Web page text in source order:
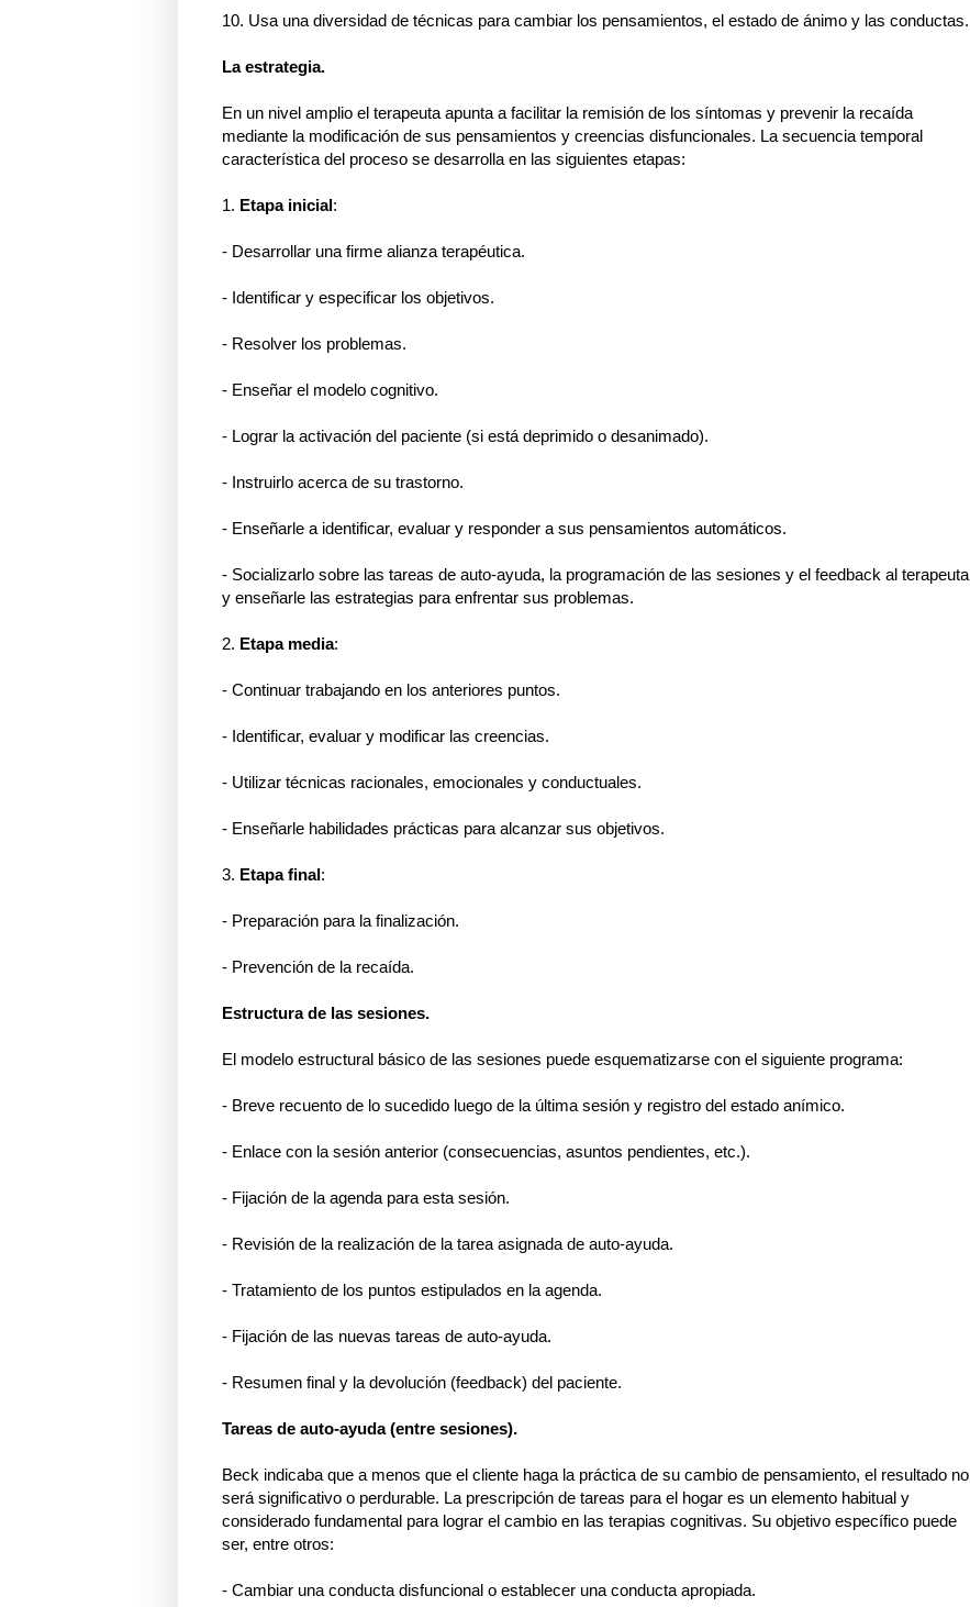
10. Usa una diversidad de técnicas para cambiar los pensamientos, el estado de ánimo y las conductas.
La estrategia.
En un nivel amplio el terapeuta apunta a facilitar la remisión de los síntomas y prevenir la recaída
mediante la modificación de sus pensamientos y creencias disfuncionales. La secuencia temporal
característica del proceso se desarrolla en las siguientes etapas:
1. Etapa inicial:
- Desarrollar una firme alianza terapéutica.
- Identificar y especificar los objetivos.
- Resolver los problemas.
- Enseñar el modelo cognitivo.
- Lograr la activación del paciente (si está deprimido o desanimado).
- Instruirlo acerca de su trastorno.
- Enseñarle a identificar, evaluar y responder a sus pensamientos automáticos.
- Socializarlo sobre las tareas de auto-ayuda, la programación de las sesiones y el feedback al terapeuta
y enseñarle las estrategias para enfrentar sus problemas.
2. Etapa media:
- Continuar trabajando en los anteriores puntos.
- Identificar, evaluar y modificar las creencias.
- Utilizar técnicas racionales, emocionales y conductuales.
- Enseñarle habilidades prácticas para alcanzar sus objetivos.
3. Etapa final:
- Preparación para la finalización.
- Prevención de la recaída.
Estructura de las sesiones.
El modelo estructural básico de las sesiones puede esquematizarse con el siguiente programa:
- Breve recuento de lo sucedido luego de la última sesión y registro del estado anímico.
- Enlace con la sesión anterior (consecuencias, asuntos pendientes, etc.).
- Fijación de la agenda para esta sesión.
- Revisión de la realización de la tarea asignada de auto-ayuda.
- Tratamiento de los puntos estipulados en la agenda.
- Fijación de las nuevas tareas de auto-ayuda.
- Resumen final y la devolución (feedback) del paciente.
Tareas de auto-ayuda (entre sesiones).
Beck indicaba que a menos que el cliente haga la práctica de su cambio de pensamiento, el resultado no
será significativo o perdurable. La prescripción de tareas para el hogar es un elemento habitual y
considerado fundamental para lograr el cambio en las terapias cognitivas. Su objetivo específico puede
ser, entre otros:
- Cambiar una conducta disfuncional o establecer una conducta apropiada.